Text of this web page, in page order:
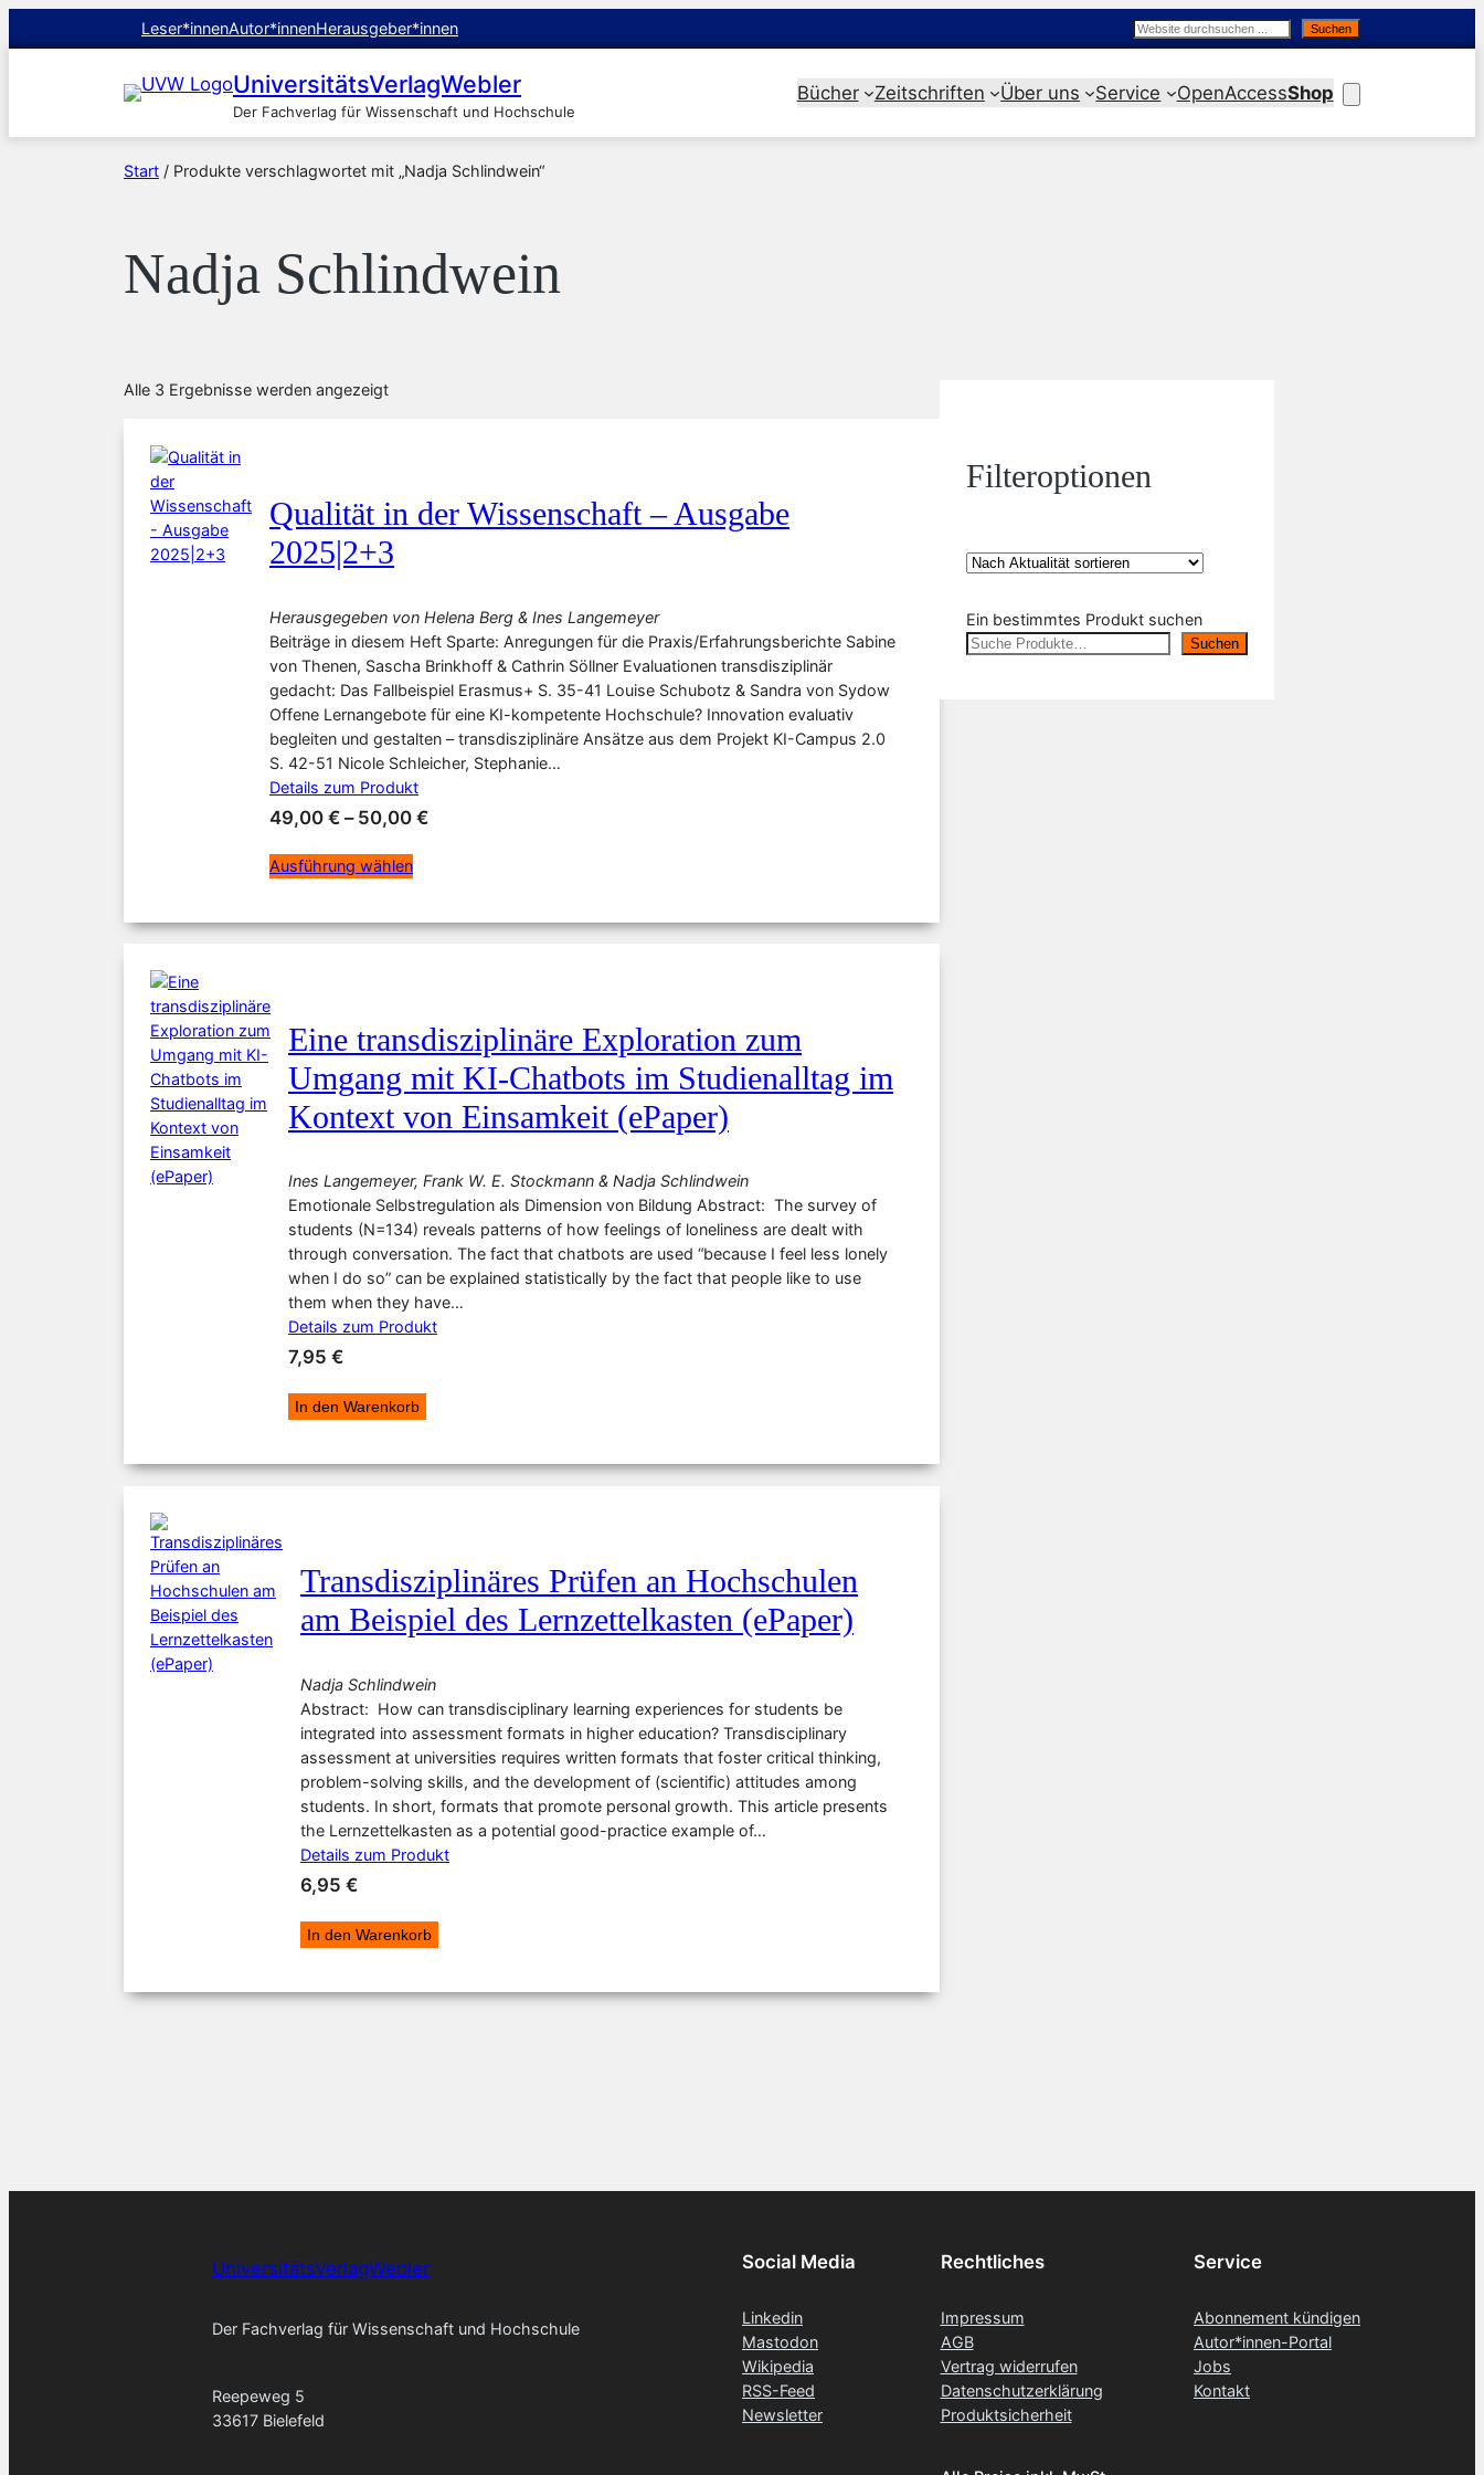
Leser*innenAutor*innenHerausgeber*innen Suchen Suchen
UniversitätsVerlagWebler
Der Fachverlag für Wissenschaft und Hochschule
Bücher Zeitschriften Über uns Service OpenAccessShop
Start / Produkte verschlagwortet mit „Nadja Schlindwein“
Nadja Schlindwein
Alle 3 Ergebnisse werden angezeigtNach
Qualität in der Wissenschaft – Ausgabe
2025|2+3
Herausgegeben von Helena Berg & Ines Langemeyer
Beiträge in diesem Heft Sparte: Anregungen für die Praxis/Erfahrungsberichte Sabine
von Thenen, Sascha Brinkhoff & Cathrin Söllner Evaluationen transdisziplinär
gedacht: Das Fallbeispiel Erasmus+ S. 35-41 Louise Schubotz & Sandra von Sydow
Offene Lernangebote für eine KI-kompetente Hochschule? Innovation evaluativ
begleiten und gestalten – transdisziplinäre Ansätze aus dem Projekt KI-Campus 2.0
S. 42-51 Nicole Schleicher, Stephanie…
Details zum Produkt
49,00 € – 50,00 €
Ausführung wählen
Eine transdisziplinäre Exploration zum
Umgang mit KI-Chatbots im Studienalltag im
Kontext von Einsamkeit (ePaper)
Ines Langemeyer, Frank W. E. Stockmann & Nadja Schlindwein
Emotionale Selbstregulation als Dimension von Bildung Abstract: The survey of
students (N=134) reveals patterns of how feelings of loneliness are dealt with
through conversation. The fact that chatbots are used “because I feel less lonely
when I do so” can be explained statistically by the fact that people like to use
them when they have…
Details zum Produkt
7,95 €
In den Warenkorb
Transdisziplinäres Prüfen an Hochschulen
am Beispiel des Lernzettelkasten (ePaper)
Nadja Schlindwein
Abstract: How can transdisciplinary learning experiences for students be
integrated into assessment formats in higher education? Transdisciplinary
assessment at universities requires written formats that foster critical thinking,
problem-solving skills, and the development of (scientific) attitudes among
students. In short, formats that promote personal growth. This article presents
the Lernzettelkasten as a potential good-practice example of…
Details zum Produkt
6,95 €
In den Warenkorb
Filteroptionen
Ein bestimmtes Produkt suchen
Suchen
UniversitätsVerlagWebler
Der Fachverlag für Wissenschaft und Hochschule
Reepeweg 5
33617 Bielefeld
Social Media
Linkedin
Mastodon
Wikipedia
RSS-Feed
Newsletter
Rechtliches
Impressum
AGB
Vertrag widerrufen
Datenschutzerklärung
Produktsicherheit
Service
Abonnement kündigen
Autor*innen-Portal
Jobs
Kontakt